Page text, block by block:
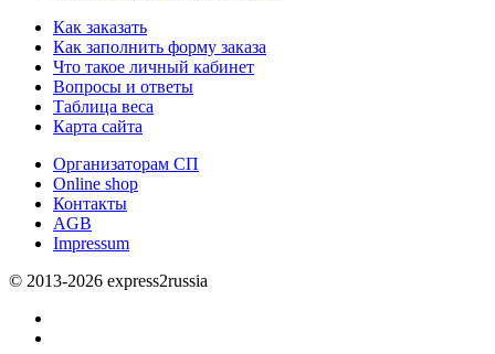
Как заказать
Как заполнить форму заказа
Что такое личный кабинет
Вопросы и ответы
Таблица веса
Карта сайта
Организаторам СП
Online shop
Контакты
AGB
Impressum
© 2013-2026 express2russia